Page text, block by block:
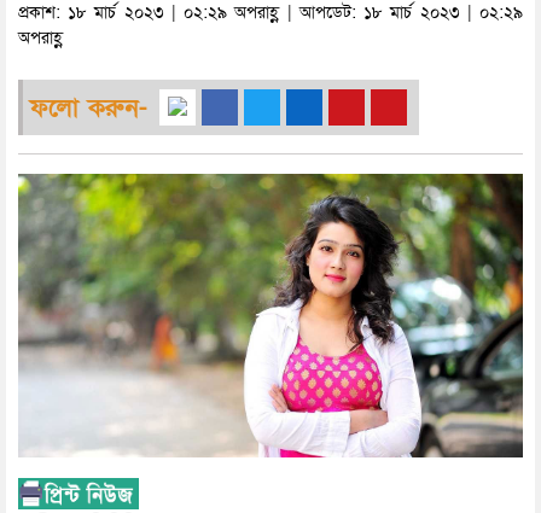
প্রকাশ: ১৮ মার্চ ২০২৩ | ০২:২৯ অপরাহ্ণ | আপডেট: ১৮ মার্চ ২০২৩ | ০২:২৯
অপরাহ্ণ
ফলো করুন-